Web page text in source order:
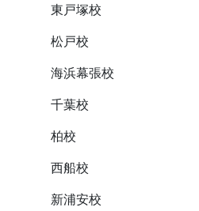
東戸塚校
松戸校
海浜幕張校
千葉校
柏校
西船校
新浦安校